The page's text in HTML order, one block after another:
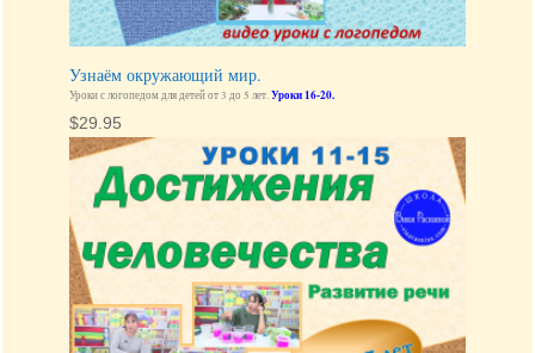
Узнаём окружающий мир.
Уроки с логопедом для детей от 3 до 5 лет.Уроки 16-20.
$29.95